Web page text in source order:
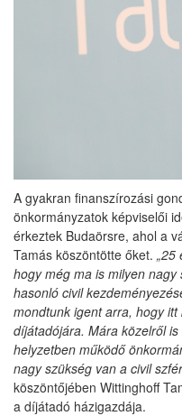
A gyakran finanszírozási
önkormányzatok képviselői
érkeztek Budaörsre, ahol a
Tamás köszöntötte őket. „25
hogy még ma is milyen
hasonló civil
mondtunk igent arra, hogy
díjátadójára. Mára közelről
helyzetben működő
nagy szükség van a civil
köszöntőjében Wittinghoff
a díjátadó házigazdája.